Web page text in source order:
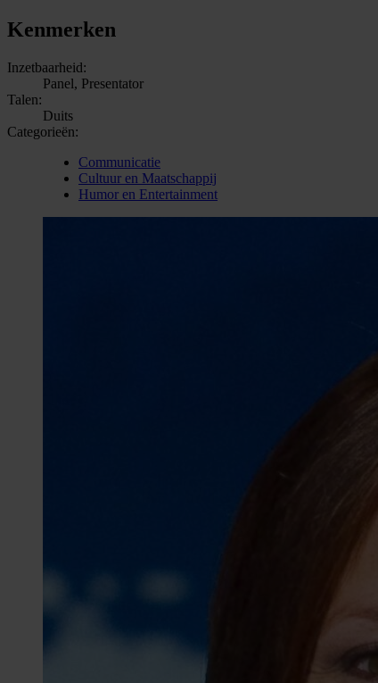
Kenmerken
Inzetbaarheid:
Panel, Presentator
Talen:
Duits
Categorieën:
Communicatie
Cultuur en Maatschappij
Humor en Entertainment